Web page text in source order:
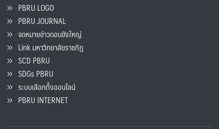
PBRU LOGO
PBRU JOURNAL
จดหมายข่าวดอนขังใหญ่
Link มหาวิทยาลัยราชภัฏ
SCD PBRU
SDGs PBRU
ระบบเลือกตั้งออนไลน์
PBRU INTERNET